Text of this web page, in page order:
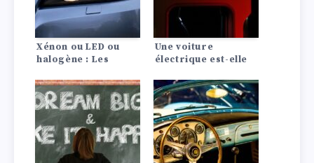
Xénon ou LED ou
halogène : Les
coup d’œil !
Une voiture
électrique est-elle
comparaison avec
les moteurs à
combustion